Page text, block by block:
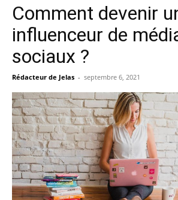
Comment devenir
influenceur de
sociaux ?
Rédacteur de Jelas - septembre 6, 2021